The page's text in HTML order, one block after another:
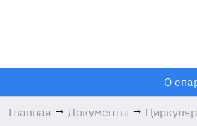
О
Главная → Документы →